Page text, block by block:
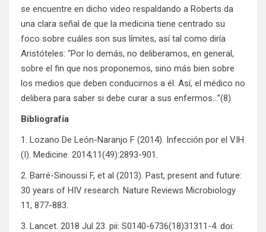
se encuentre en dicho video respaldando a Roberts da
una clara señal de que la medicina tiene centrado su
foco sobre cuáles son sus límites, así tal como diría
Aristóteles: “Por lo demás, no deliberamos, en general,
sobre el fin que nos proponemos, sino más bien sobre
los medios que deben conducirnos a él. Así, el médico no
delibera para saber si debe curar a sus enfermos…”(8).
Bibliografía
1. Lozano De León-Naranjo F (2014). Infección por el VIH
(I). Medicine. 2014;11(49):2893-901.
2. Barré-Sinoussi F, et al (2013). Past, present and future:
30 years of HIV research. Nature Reviews Microbiology
11, 877-883.
3. Lancet. 2018 Jul 23. pii: S0140-6736(18)31311-4. doi: